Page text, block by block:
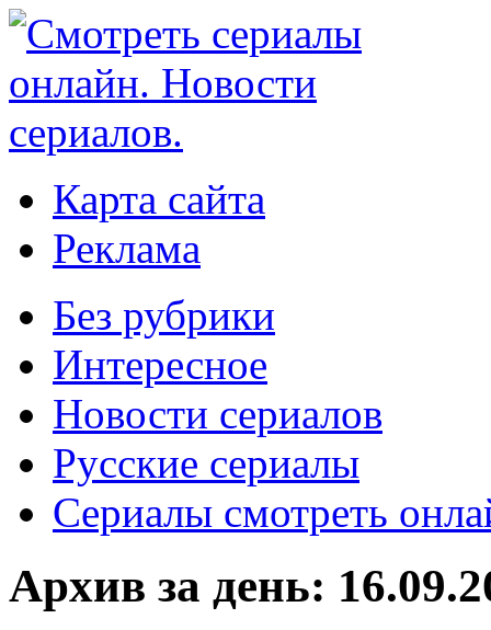
Карта сайта
Реклама
Без рубрики
Интересное
Новости сериалов
Русские сериалы
Сериалы смотреть
Архив за день: